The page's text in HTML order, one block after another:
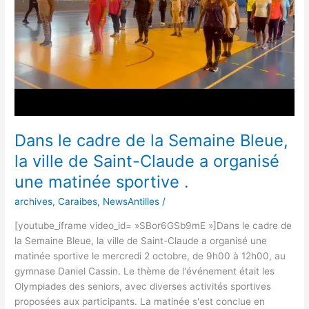
Dans le cadre de la Semaine Bleue,
la ville de Saint-Claude a organisé
une matinée sportive .
archives,Caraibes, NewsAntilles /
[youtube_iframe video_id= »SBor6GSb9mE »]Dans le cadre de
la Semaine Bleue, la ville de Saint-Claude a organisé une
matinée sportive le mercredi 2 octobre, de 9h00 à 12h00, au
gymnase Daniel Cassin. Le thème de l'événement était les
Olympiades des seniors, avec diverses activités sportives
proposées aux participants. La matinée s'est conclue en
Bleue,
la
de
Saint-
Claude
matinée
sportive